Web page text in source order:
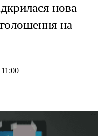
нова
на